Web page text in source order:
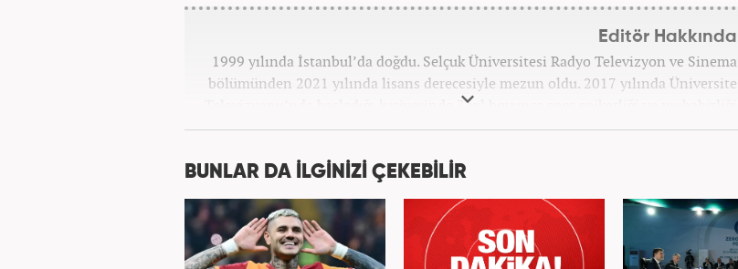
Editör Hakkında
1999 yılında İstanbul’da doğdu. Selçuk Üniversitesi Radyo Televizyon ve Sinema
bölümünden 2021 yılında lisans derecesiyle mezun oldu. 2017 yılında Üniversite
Televizyonu’nda başladığı kariyerinde 3 yıl boyunca spor spikerliği ve muhabirliği
görevlerinde bulundu. Daha sonra 2020 yılında özel bir haber kanalında haber ve
bulundu. 2024 Mayıs ayından itibaren Kanal 7 Medya Grubu’na bağlı
BUNLAR DA İLGİNİZİ ÇEKEBİLİR